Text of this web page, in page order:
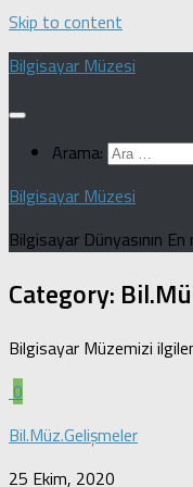
Skip to content
Bilgisayar Müzesi
Arama:
Bilgisayar Müzesi
Bilgisayar Dünyasının
Category:
Bilgisayar Müzemizi
0
Bil.Müz.Gelişmeler
25 Ekim, 2020